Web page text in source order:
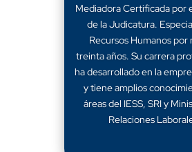
Mediadora Certificada por
de la Judicatura.
Recursos Humanos por
treinta años. Su carrera
ha desarrollado en la
y tiene amplios
áreas del IESS, SRI y
Relaciones